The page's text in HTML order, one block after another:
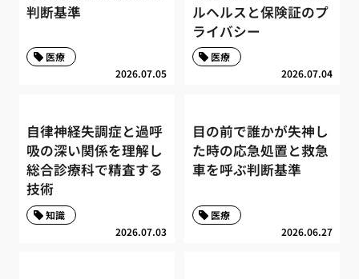
判断基準
2026.07.05
医療
ルヘルスと保険証のプ
ライバシー
2026.07.04
医療
自律神経失調症と過呼
吸の深い関係を理解し
総合診療科で精査する
技術
2026.07.03
知識
目の前で誰かが失神し
た時の応急処置と救急
車を呼ぶ判断基準
2026.06.27
医療